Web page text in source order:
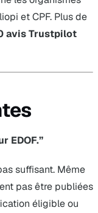
et CPF. Plus de
avis Trustpilot
EDOF.”
suffisant. Même
pas être publiées
éligible ou